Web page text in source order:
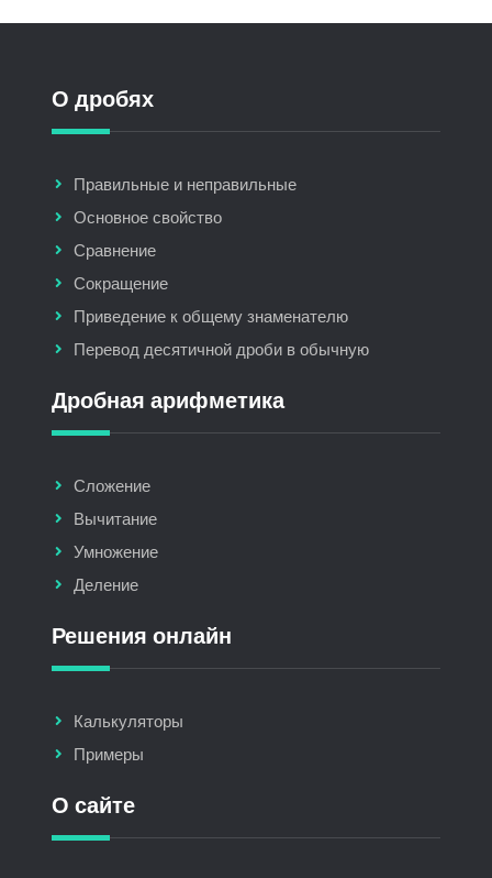
О дробях
Правильные и неправильные
Основное свойство
Сравнение
Сокращение
Приведение к общему знаменателю
Перевод десятичной дроби в обычную
Дробная арифметика
Сложение
Вычитание
Умножение
Деление
Решения онлайн
Калькуляторы
Примеры
О сайте